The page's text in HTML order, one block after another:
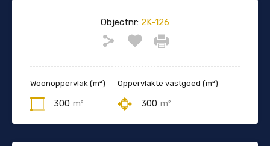
Objectnr: 2K-126
Woonoppervlak (m²)
300 m²
Oppervlakte vastgoed (m²)
300 m²